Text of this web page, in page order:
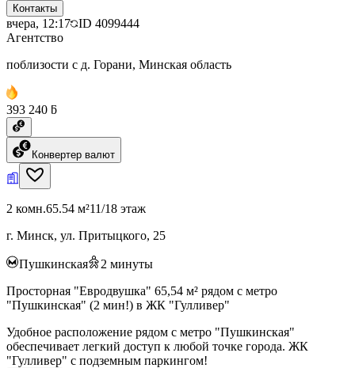
Контакты
вчера, 12:17 ID 4099444
Агентство
поблизости с д. Горани, Минская область
393 240 ƃ
Конвертер валют
2 комн.65.54 м²11/18 этаж
г. Минск, ул. Притыцкого, 25
Пушкинская 2 минуты
Просторная "Евродвушка" 65,54 м² рядом с метро
"Пушкинская" (2 мин!) в ЖК "Гулливер"
Удобное расположение рядом с метро "Пушкинская"
обеспечивает легкий доступ к любой точке города. ЖК
"Гулливер" с подземным паркингом!